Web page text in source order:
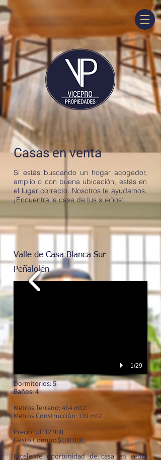
Casas en venta
Si estás buscando un hogar acogedor,
amplio o con buena ubicación, estás en
el lugar correcto. Nosotros te ayudamos.
¡Encuentra la casa de tus sueños!
Valle de Casa Blanca Sur
Peñalolén
1/29
Dormitorios: 5
Baños: 4
Metros Terreno: 464 mt2
Metros Construcción: 139 mt2
Precio: UF 12.900
Gasto Común: $100.000
Excelente oportunidad de casa en venta